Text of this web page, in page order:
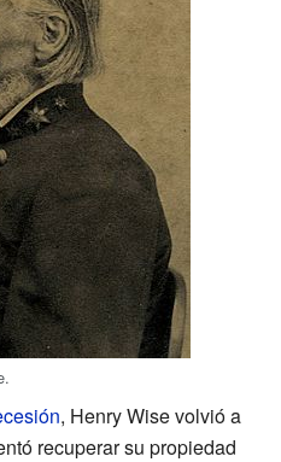
, Henry Wise volvió a
recuperar su propiedad